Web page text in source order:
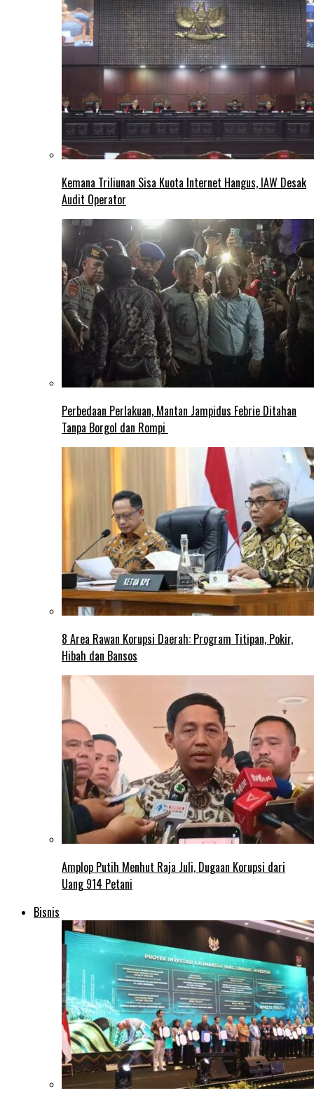
Kemana Triliunan Sisa Kuota Internet Hangus, IAW Desak
Audit Operator
Perbedaan Perlakuan, Mantan Jampidus Febrie Ditahan
Tanpa Borgol dan Rompi
8 Area Rawan Korupsi Daerah: Program Titipan, Pokir,
Hibah dan Bansos
Amplop Putih Menhut Raja Juli, Dugaan Korupsi dari
Uang 914 Petani
Bisnis